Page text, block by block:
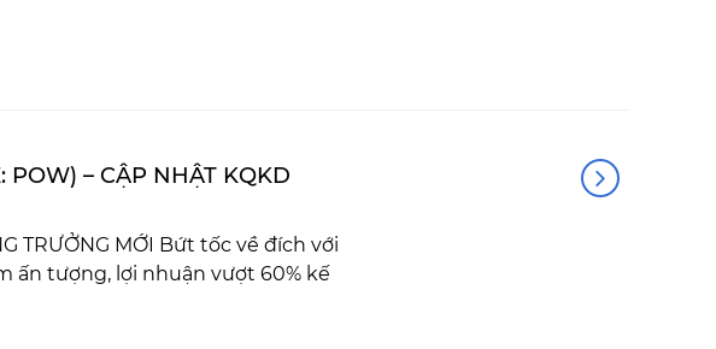
– CẬP NHẬT KQKD
TRƯỞNG MỚI Bứt tốc về đích với
ấn tượng, lợi nhuận vượt 60% kế